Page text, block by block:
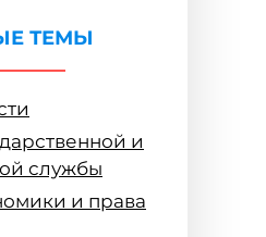
ТЕМЫ
и
службы
и права